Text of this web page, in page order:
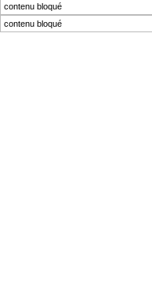
contenu bloqué
contenu bloqué